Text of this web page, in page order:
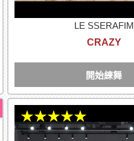
LE SSERAFIM
CRAZY
開始練舞
★★★★★